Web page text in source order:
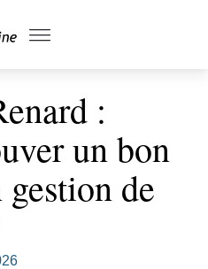
:
un bon
de